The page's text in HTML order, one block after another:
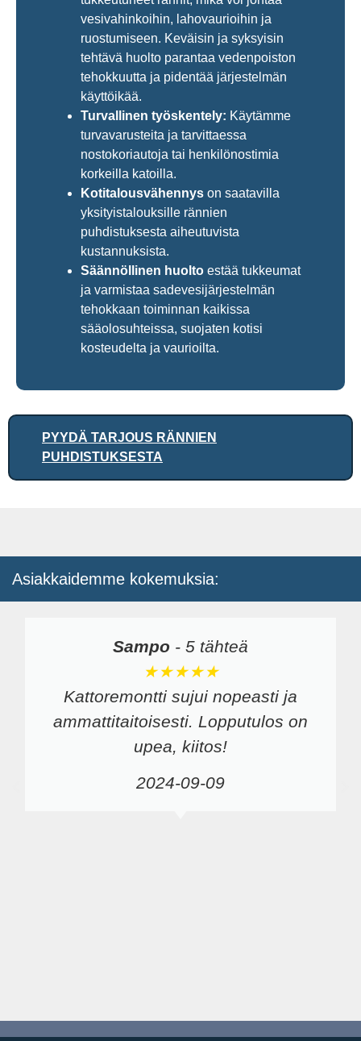
vesivahinkoihin, lahovaurioihin ja
ruostumiseen. Keväisin ja syksyisin
tehtävä huolto parantaa vedenpoiston
tehokkuutta ja pidentää järjestelmän
käyttöikää.
Turvallinen työskentely: Käytämme
turvavarusteita ja tarvittaessa
nostokoriautoja tai henkilönostimia
korkeilla katoilla.
Kotitalousvähennys on saatavilla
yksityistalouksille rännien
puhdistuksesta aiheutuvista
kustannuksista.
Säännöllinen huolto estää tukkeumat
ja varmistaa sadevesijärjestelmän
tehokkaan toiminnan kaikissa
sääolosuhteissa, suojaten kotisi
kosteudelta ja vaurioilta.
PYYDÄ TARJOUS RÄNNIEN
PUHDISTUKSESTA
Asiakkaidemme kokemuksia:
Sampo - 5 tähteä
★★★★★
Kattoremontti sujui nopeasti ja
ammattitaitoisesti. Lopputulos on
upea, kiitos!
2024-09-09